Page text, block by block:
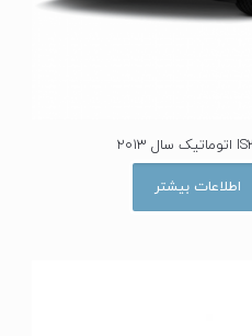
اطلاعات بیشتر